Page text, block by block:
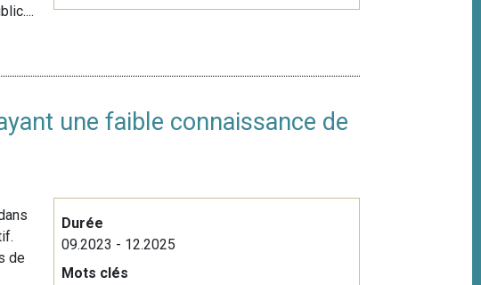
une faible connaissance de
de
Durée
09.2023 - 12.2025
Mots clés